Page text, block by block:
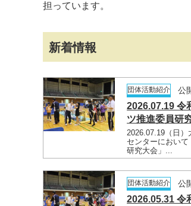
担っています。
新着情報
団体活動紹介 公
2026.07.19 令
ツ推進委員研
2026.07.19（日
センターにおい
研究大会」...
団体活動紹介 公
2026.05.31 令